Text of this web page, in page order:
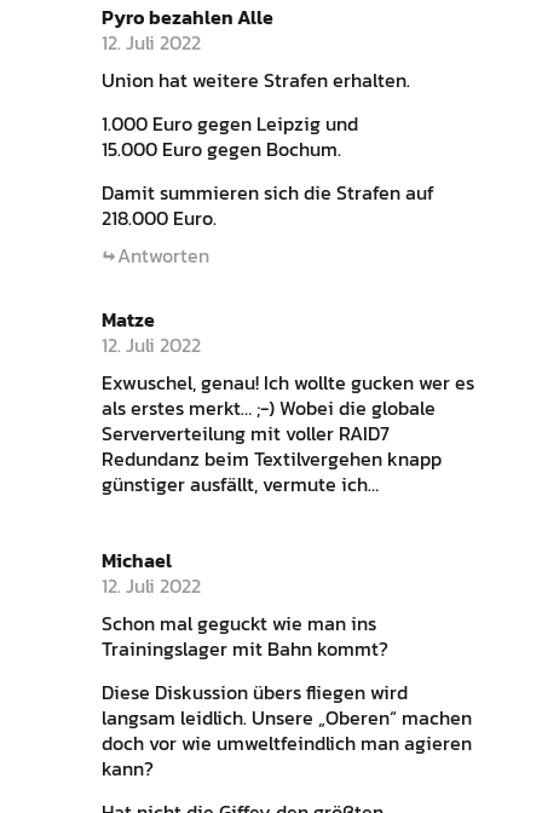
Pyro bezahlen Alle
12. Juli 2022
Union hat weitere Strafen erhalten.
1.000 Euro gegen Leipzig und
15.000 Euro gegen Bochum.
Damit summieren sich die Strafen auf
218.000 Euro.
Antworten
Matze
12. Juli 2022
Exwuschel, genau! Ich wollte gucken wer es
als erstes merkt… ;-) Wobei die globale
Serververteilung mit voller RAID7
Redundanz beim Textilvergehen knapp
günstiger ausfällt, vermute ich…
Michael
12. Juli 2022
Schon mal geguckt wie man ins
Trainingslager mit Bahn kommt?
Diese Diskussion übers fliegen wird
langsam leidlich. Unsere „Oberen“ machen
doch vor wie umweltfeindlich man agieren
kann?